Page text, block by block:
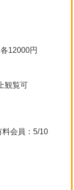
12000円
観覧可
料会員：5/10